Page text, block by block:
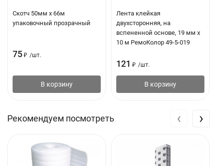
Долговечность с сохранением физико-химических свойств
Экономичность: благодаря малой толщине практически
не уменьшает полезную площадь, а также не требует
применения дополнительной изоляции
Удобство монтажа: быстро и легко монтируется на
различные поверхности
Стоек к агрессивным средам
Физико-механические характеристики
Скотч 50мм х 66м
упаковочный прозрачный
75 ₽ /шт.
В корзину
Лента клейкая
двухсторонняя, на
вспененной основе, 19 мм х
10 м РемоКолор 49-5-019
121 ₽ /шт.
В корзину
Рекомендуем посмотреть ‹ ›